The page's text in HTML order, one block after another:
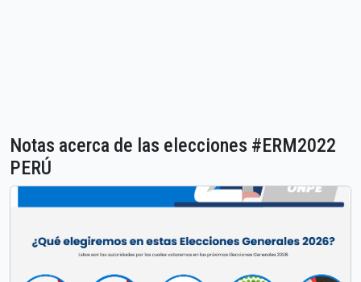
Notas acerca de las elecciones #ERM2022
PERÚ